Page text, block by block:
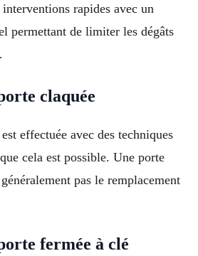
rapides avec un
permettant de limiter les dégâts
claquée
effectuée avec des techniques
cela est possible. Une porte
pas le remplacement
fermée à clé